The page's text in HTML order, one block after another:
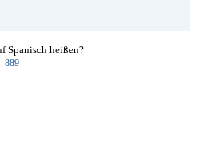
Spanisch heißen?
889